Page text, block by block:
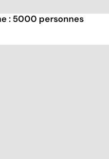
: 5000 personnes